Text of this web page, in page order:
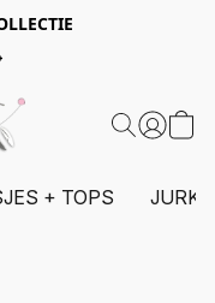
+ TOPS